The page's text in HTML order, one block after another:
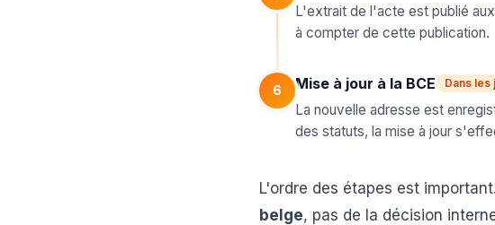
L'extrait de l'acte est publié
à compter de cette publication.
6 Mise à jour à la BCE Dans les
La nouvelle adresse est
des statuts, la mise à jour
L'ordre des étapes est
belge, pas de la décision